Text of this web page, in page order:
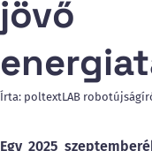
jövő
Írta: poltextLAB
Egy 2025